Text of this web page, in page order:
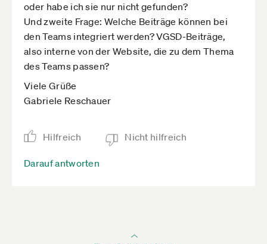
oder habe ich sie nur nicht gefunden?
Und zweite Frage: Welche Beiträge können bei
den Teams integriert werden? VGSD-Beiträge,
also interne von der Website, die zu dem Thema
des Teams passen?
Viele Grüße
Gabriele Reschauer
Hilfreich Nicht hilfreich
Darauf antworten